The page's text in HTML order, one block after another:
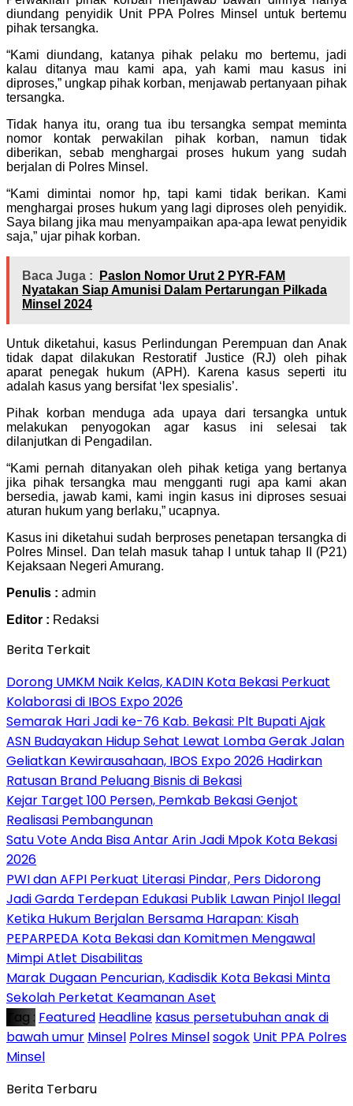
diundang penyidik Unit PPA Polres Minsel untuk bertemu
pihak tersangka.
“Kami diundang, katanya pihak pelaku mo bertemu, jadi
kalau ditanya mau kami apa, yah kami mau kasus ini
diproses,” ungkap pihak korban, menjawab pertanyaan pihak
tersangka.
Tidak hanya itu, orang tua ibu tersangka sempat meminta
nomor kontak perwakilan pihak korban, namun tidak
diberikan, sebab menghargai proses hukum yang sudah
berjalan di Polres Minsel.
“Kami dimintai nomor hp, tapi kami tidak berikan. Kami
menghargai proses hukum yang lagi diproses oleh penyidik.
Saya bilang jika mau menyampaikan apa-apa lewat penyidik
saja,” ujar pihak korban.
Baca Juga :
Paslon Nomor Urut 2 PYR-FAM
Nyatakan Siap Amunisi Dalam Pertarungan Pilkada
Minsel 2024
Untuk diketahui, kasus Perlindungan Perempuan dan Anak
tidak dapat dilakukan Restoratif Justice (RJ) oleh pihak
aparat penegak hukum (APH). Karena kasus seperti itu
adalah kasus yang bersifat ‘lex spesialis’.
Pihak korban menduga ada upaya dari tersangka untuk
melakukan penyogokan agar kasus ini selesai tak
dilanjutkan di Pengadilan.
“Kami pernah ditanyakan oleh pihak ketiga yang bertanya
jika pihak tersangka mau mengganti rugi apa kami akan
bersedia, jawab kami, kami ingin kasus ini diproses sesuai
aturan hukum yang berlaku,” ucapnya.
Kasus ini diketahui sudah berproses penetapan tersangka di
Polres Minsel. Dan telah masuk tahap I untuk tahap II (P21)
Kejaksaan Negeri Amurang.
Penulis : admin
Editor : Redaksi
Berita Terkait
Dorong UMKM Naik Kelas, KADIN Kota Bekasi Perkuat
Kolaborasi di IBOS Expo 2026
‎Semarak Hari Jadi ke-76 Kab. Bekasi: Plt Bupati Ajak
ASN Budayakan Hidup Sehat Lewat Lomba Gerak Jalan
‎Geliatkan Kewirausahaan, IBOS Expo 2026 Hadirkan
Ratusan Brand Peluang Bisnis di Bekasi
Kejar Target 100 Persen, Pemkab Bekasi Genjot
Realisasi Pembangunan
Satu Vote Anda Bisa Antar Arin Jadi Mpok Kota Bekasi
2026
PWI dan AFPI Perkuat Literasi Pindar, Pers Didorong
Jadi Garda Terdepan Edukasi Publik Lawan Pinjol Ilegal
Ketika Hukum Berjalan Bersama Harapan: Kisah
PEPARPEDA Kota Bekasi dan Komitmen Mengawal
Mimpi Atlet Disabilitas
‎Marak Dugaan Pencurian, Kadisdik Kota Bekasi Minta
Sekolah Perketat Keamanan Aset
Tag : Featured Headline kasus persetubuhan anak di
bawah umur Minsel Polres Minselsogok Unit PPA Polres
Minsel
Berita Terbaru